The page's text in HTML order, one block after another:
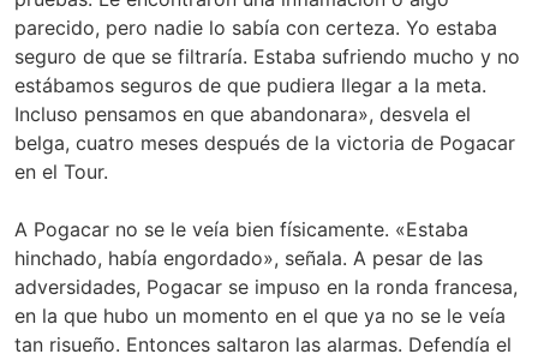
parecido, pero nadie lo sabía con certeza. Yo estaba
seguro de que se filtraría. Estaba sufriendo mucho y no
estábamos seguros de que pudiera llegar a la meta.
Incluso pensamos en que abandonara», desvela el
belga, cuatro meses después de la victoria de Pogacar
en el Tour.
A Pogacar no se le veía bien físicamente. «Estaba
hinchado, había engordado», señala. A pesar de las
adversidades, Pogacar se impuso en la ronda francesa,
en la que hubo un momento en el que ya no se le veía
tan risueño. Entonces saltaron las alarmas. Defendía el